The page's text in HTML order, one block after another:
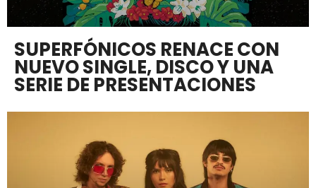
SUPERFÓNICOS RENACE CON
NUEVO SINGLE, DISCO Y UNA
SERIE DE PRESENTACIONES